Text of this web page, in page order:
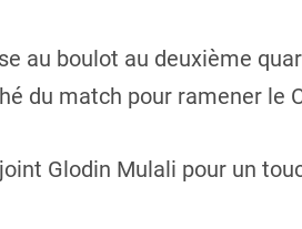
au boulot au deuxième
du match pour ramener le
Glodin Mulali pour un